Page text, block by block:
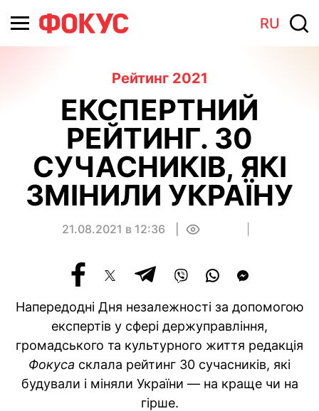
RU
Рейтинг 2021
ЕКСПЕРТНИЙ
РЕЙТИНГ. 30
СУЧАСНИКІВ, ЯКІ
ЗМІНИЛИ УКРАЇНУ
21.08.2021 в 12:36
Напередодні Дня незалежності за допомогою
експертів у сфері держуправління,
громадського та культурного життя редакція
Фокуса склала рейтинг 30 сучасників, які
будували і міняли України — на краще чи на
гірше.